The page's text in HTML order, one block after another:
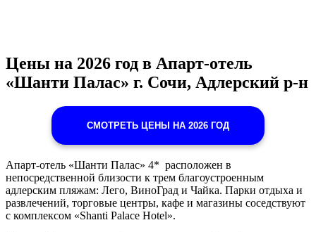
Цены на 2026 год в Апарт-отель
«Шанти Палас» г. Сочи, Адлерский р-н
СМОТРЕТЬ ЦЕНЫ НА 2026 ГОД
Апарт-отель «Шанти Палас» 4* расположен в
непосредственной близости к трем благоустроенным
адлерским пляжам: Лего, ВиноГрад и Чайка. Парки отдыха и
развлечений, торговые центры, кафе и магазины соседствуют
с комплексом «Shanti Palace Hotel».